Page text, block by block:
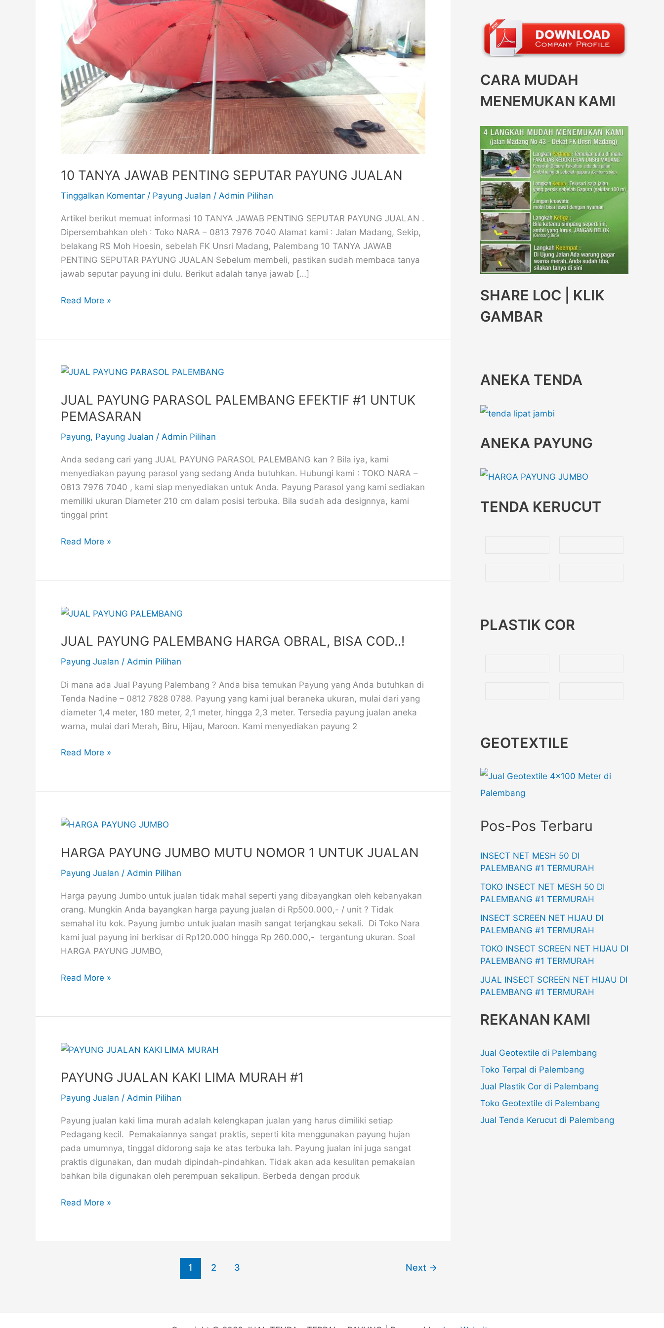
10 TANYA JAWAB PENTING SEPUTAR PAYUNG JUALAN
Tinggalkan Komentar / Payung Jualan / Admin Pilihan
Artikel berikut memuat informasi 10 TANYA JAWAB PENTING SEPUTAR PAYUNG JUALAN .
Dipersembahkan oleh : Toko NARA – 0813 7976 7040 Alamat kami : Jalan Madang, Sekip,
belakang RS Moh Hoesin, sebelah FK Unsri Madang, Palembang 10 TANYA JAWAB
PENTING SEPUTAR PAYUNG JUALAN Sebelum membeli, pastikan sudah membaca tanya
jawab seputar payung ini dulu. Berikut adalah tanya jawab […]
SEPUTAR
PAYUNG
JUALAN
Read More »
JUAL PAYUNG PARASOL PALEMBANG EFEKTIF #1 UNTUK
PEMASARAN
Payung, Payung Jualan / Admin Pilihan
Anda sedang cari yang JUAL PAYUNG PARASOL PALEMBANG kan ? Bila iya, kami
menyediakan payung parasol yang sedang Anda butuhkan. Hubungi kami : TOKO NARA –
0813 7976 7040 , kami siap menyediakan untuk Anda. Payung Parasol yang kami sediakan
memiliki ukuran Diameter 210 cm dalam posisi terbuka. Bila sudah ada designnya, kami
tinggal print
JUAL
PARASOL
PALEMBANG
#1
UNTUK
PEMASARAN
Read More »
JUAL PAYUNG PALEMBANG HARGA OBRAL, BISA COD..!
Payung Jualan / Admin Pilihan
Di mana ada Jual Payung Palembang ? Anda bisa temukan Payung yang Anda butuhkan di
Tenda Nadine – 0812 7828 0788. Payung yang kami jual beraneka ukuran, mulai dari yang
diameter 1,4 meter, 180 meter, 2,1 meter, hingga 2,3 meter. Tersedia payung jualan aneka
warna, mulai dari Merah, Biru, Hijau, Maroon. Kami menyediakan payung 2
JUAL
PALEMBANG
OBRAL,
BISA
COD..!
Read More »
HARGA PAYUNG JUMBO MUTU NOMOR 1 UNTUK JUALAN
Payung Jualan / Admin Pilihan
Harga payung Jumbo untuk jualan tidak mahal seperti yang dibayangkan oleh kebanyakan
orang. Mungkin Anda bayangkan harga payung jualan di Rp500.000,- / unit ? Tidak
semahal itu kok. Payung jumbo untuk jualan masih sangat terjangkau sekali. Di Toko Nara
kami jual payung ini berkisar di Rp120.000 hingga Rp 260.000,- tergantung ukuran. Soal
HARGA PAYUNG JUMBO,
HARGA
JUMBO
NOMOR
1
UNTUK
JUALAN
Read More »
PAYUNG JUALAN KAKI LIMA MURAH #1
Payung Jualan / Admin Pilihan
Payung jualan kaki lima murah adalah kelengkapan jualan yang harus dimiliki setiap
Pedagang kecil. Pemakaiannya sangat praktis, seperti kita menggunakan payung hujan
pada umumnya, tinggal didorong saja ke atas terbuka lah. Payung jualan ini juga sangat
praktis digunakan, dan mudah dipindah-pindahkan. Tidak akan ada kesulitan pemakaian
bahkan bila digunakan oleh perempuan sekalipun. Berbeda dengan produk
PAYUNG
KAKI
MURAH
#1
Read More »
1 2 3 Next →
CARA MUDAH
MENEMUKAN KAMI
SHARE LOC | KLIK
GAMBAR
ANEKA TENDA
ANEKA PAYUNG
TENDA KERUCUT
PLASTIK COR
GEOTEXTILE
Pos-Pos Terbaru
INSECT NET MESH 50 DI
PALEMBANG #1 TERMURAH
TOKO INSECT NET MESH 50 DI
PALEMBANG #1 TERMURAH
INSECT SCREEN NET HIJAU DI
PALEMBANG #1 TERMURAH
TOKO INSECT SCREEN NET HIJAU DI
PALEMBANG #1 TERMURAH
JUAL INSECT SCREEN NET HIJAU DI
PALEMBANG #1 TERMURAH
REKANAN KAMI
Jual Geotextile di Palembang
Toko Terpal di Palembang
Jual Plastik Cor di Palembang
Toko Geotextile di Palembang
Jual Tenda Kerucut di Palembang